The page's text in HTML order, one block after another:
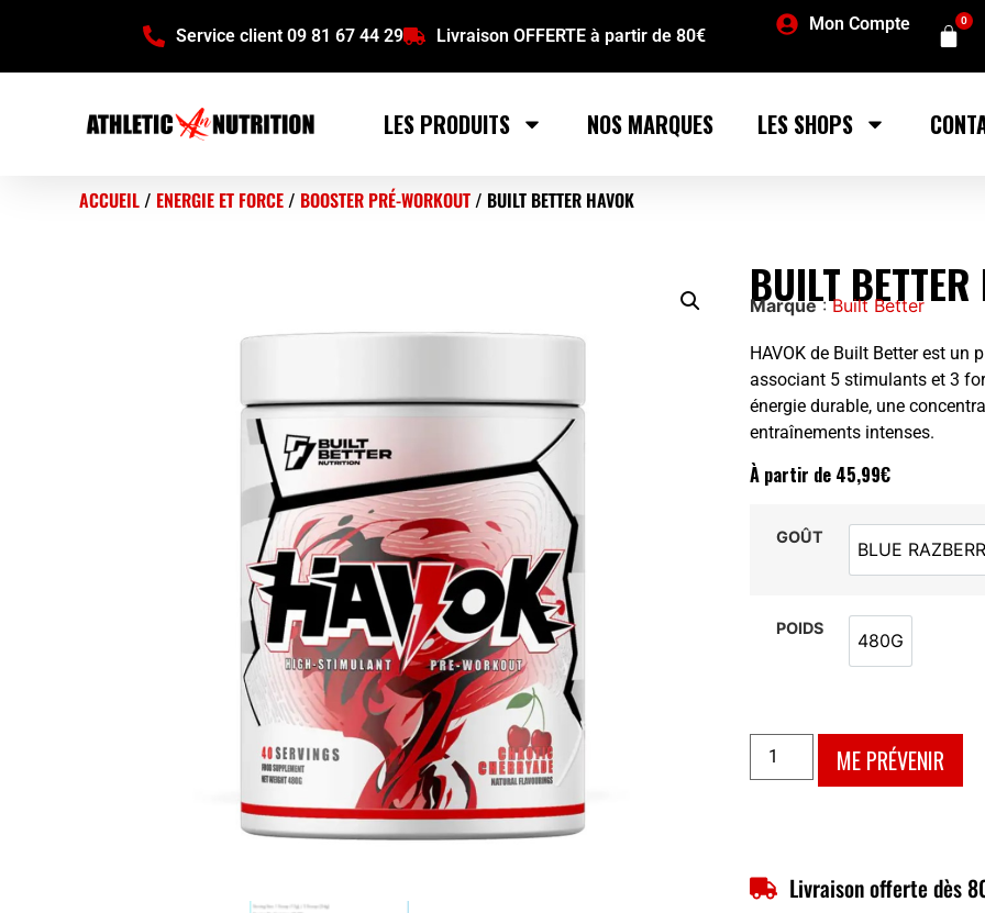
Service client 09 81 67 44 29 Livraison OFFERTE à partir de 80€
Mon Compte 0
LES PRODUITS NOS MARQUES LES SHOPS
ACCUEIL/ ENERGIE ET FORCE/ BOOSTER PRÉ-WORKOUT/ BUILT BETTER HAVOK
BUILT
Marque:Built Better
HAVOK de Built Better est un
associant 5 stimulants et 3
énergie durable, une
entraînements intenses.
À partir de 45,99€
GOÛT
BLUE
POIDS
480G
480G
ME PRÉVENIR
Livraison offerte dès